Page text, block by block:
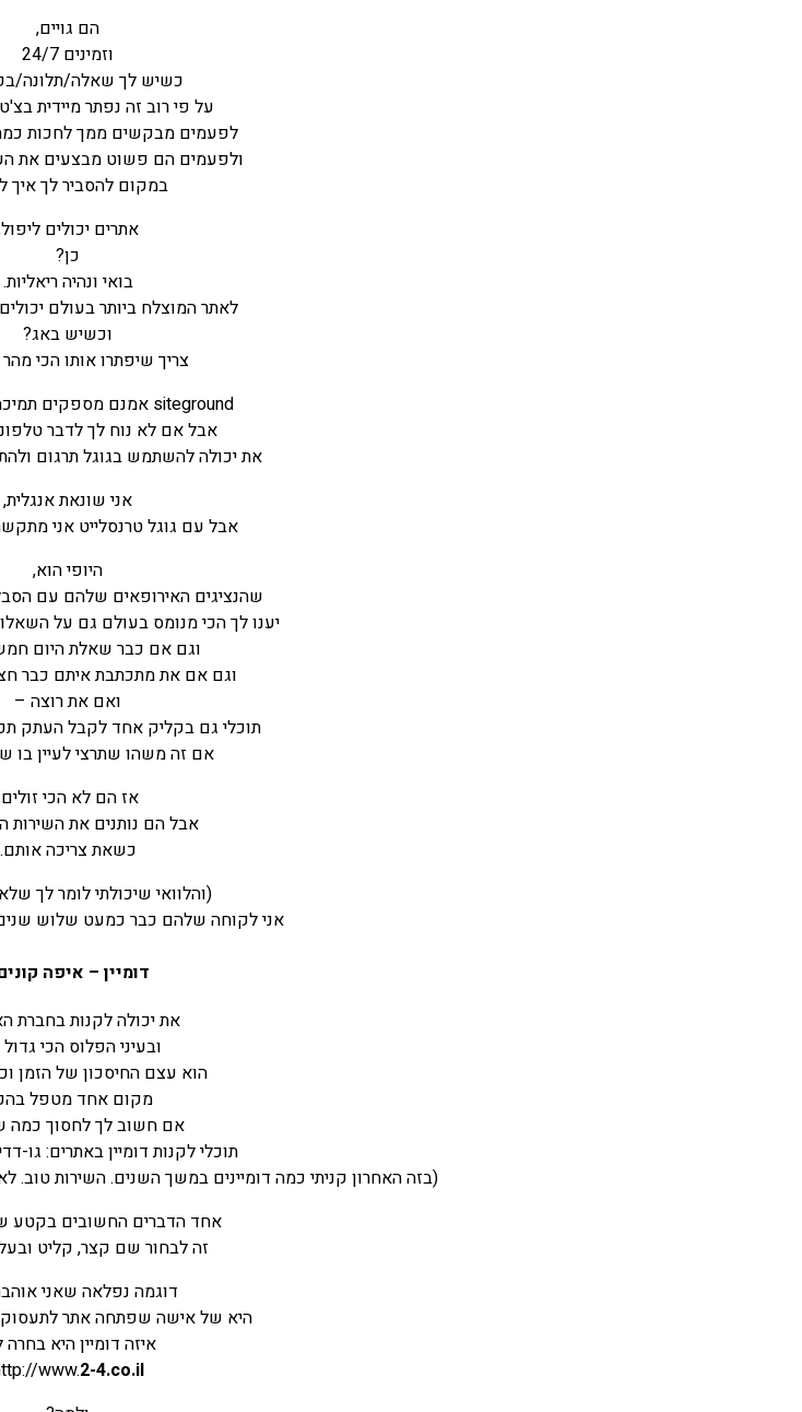
הם גויים,
וזמינים 24/7
כשיש לך שאלה/תלונה/
על פי רוב זה נפתר מיידית
לפעמים מבקשים ממך לחכות
ולפעמים הם פשוט מבצעים את
במקום להסביר לך איך
אתרים יכולים
כן?
בואי ונהיה ריאליות.
לאתר המוצלח ביותר בעולם
וכשיש באג?
צריך שיפתרו אותו הכי
siteground אמנם מספקים תמיכה רק באנגלית,
אבל אם לא נוח לך לדבר
את יכולה להשתמש בגוגל תרגום
אני שונאת אנגלית,
אבל עם גוגל טרנסלייט אני
היופי הוא,
שהנציגים האירופאים שלהם עם
יענו לך הכי מנומס בעולם גם על
וגם אם כבר שאלת היום
וגם אם את מתכתבת איתם כבר
ואם את רוצה –
תוכלי גם בקליק אחד לקבל העתק
אם זה משהו שתרצי לעיין בו
אז הם לא הכי
אבל הם נותנים את השירות
כשאת צריכה אותם.
(והלוואי שיכולתי לומר לך
אני לקוחה שלהם כבר כמעט שלוש
דומיין – איפה
את יכולה לקנות בחברת
ובעיני הפלוס הכי
הוא עצם החיסכון של הזמן
מקום אחד מטפל
אם חשוב לך לחסוך כמה
תוכלי לקנות דומיין באתרים: גו-
(בזה האחרון קניתי כמה דומיינים במשך השנים. השירות טוב.
אחד הדברים החשובים בקטע
זה לבחור שם קצר, קליט
דוגמה נפלאה שאני
היא של אישה שפתחה אתר
איזה דומיין היא בחרה
www.2-4.co.il